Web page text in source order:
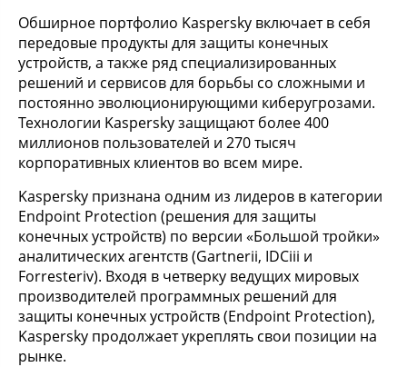
Обширное портфолио Kaspersky включает в себя
передовые продукты для защиты конечных
устройств, а также ряд специализированных
решений и сервисов для борьбы со сложными и
постоянно эволюционирующими киберугрозами.
Технологии Kaspersky защищают более 400
миллионов пользователей и 270 тысяч
корпоративных клиентов во всем мире.
Kaspersky признана одним из лидеров в категории
Endpoint Protection (решения для защиты
конечных устройств) по версии «Большой тройки»
аналитических агентств (Gartnerii, IDCiii и
Forresteriv). Входя в четверку ведущих мировых
производителей программных решений для
защиты конечных устройств (Endpoint Protection),
Kaspersky продолжает укреплять свои позиции на
рынке.